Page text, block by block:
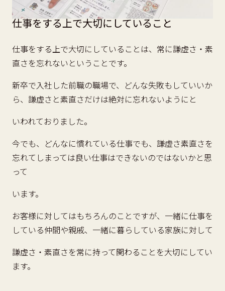
仕事をする上で大切にしていること
仕事をする上で大切にしていることは、常に謙虚さ・素
直さを忘れないということです。
新卒で入社した前職の職場で、どんな失敗もしていいか
ら、謙虚さと素直さだけは絶対に忘れないようにと
いわれておりました。
今でも、どんなに慣れている仕事でも、謙虚さ素直さを
忘れてしまっては良い仕事はできないのではないかと思
って
います。
お客様に対してはもちろんのことですが、一緒に仕事を
している仲間や親戚、一緒に暮らしている家族に対して
謙虚さ・素直さを常に持って関わることを大切にしてい
ます。